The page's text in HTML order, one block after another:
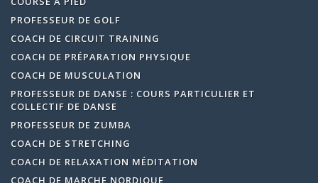
PROFESSEUR DE GOLF
COACH DE CIRCUIT TRAINING
COACH DE PRÉPARATION PHYSIQUE
COACH DE MUSCULATION
PROFESSEUR DE DANSE : COURS PARTICULIER ET
COLLECTIF DE DANSE
PROFESSEUR DE ZUMBA
COACH DE STRETCHING
COACH DE RELAXATION MÉDITATION
COACH DE MARCHE NORDIQUE